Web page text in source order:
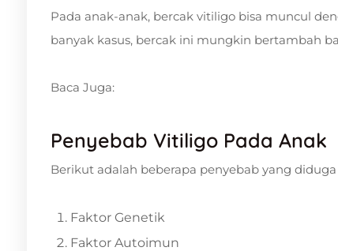
Pada anak-anak, bercak vitiligo bisa muncul
banyak kasus, bercak ini mungkin bertambah
Baca Juga:
Penyebab Vitiligo Pada Anak
Berikut adalah beberapa penyebab yang
Faktor Genetik
Faktor Autoimun